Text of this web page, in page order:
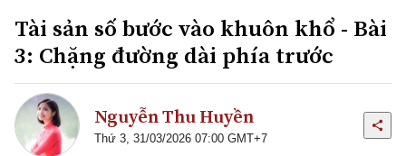
Tài sản số bước vào khuôn khổ - Bài
3: Chặng đường dài phía trước
Nguyễn Thu Huyền
Thứ 3, 31/03/2026 07:00 GMT+7